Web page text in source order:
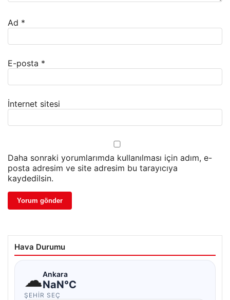
Ad *
E-posta *
İnternet sitesi
Daha sonraki yorumlarımda kullanılması için adım, e-
posta adresim ve site adresim bu tarayıcıya
kaydedilsin.
Hava Durumu
☁Ankara
NaN°C
ŞEHIR SEÇ